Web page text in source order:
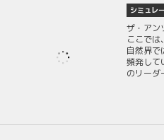
シミュレ
ザ・アン
ここでは
自然界で
頻発して
のリーダ